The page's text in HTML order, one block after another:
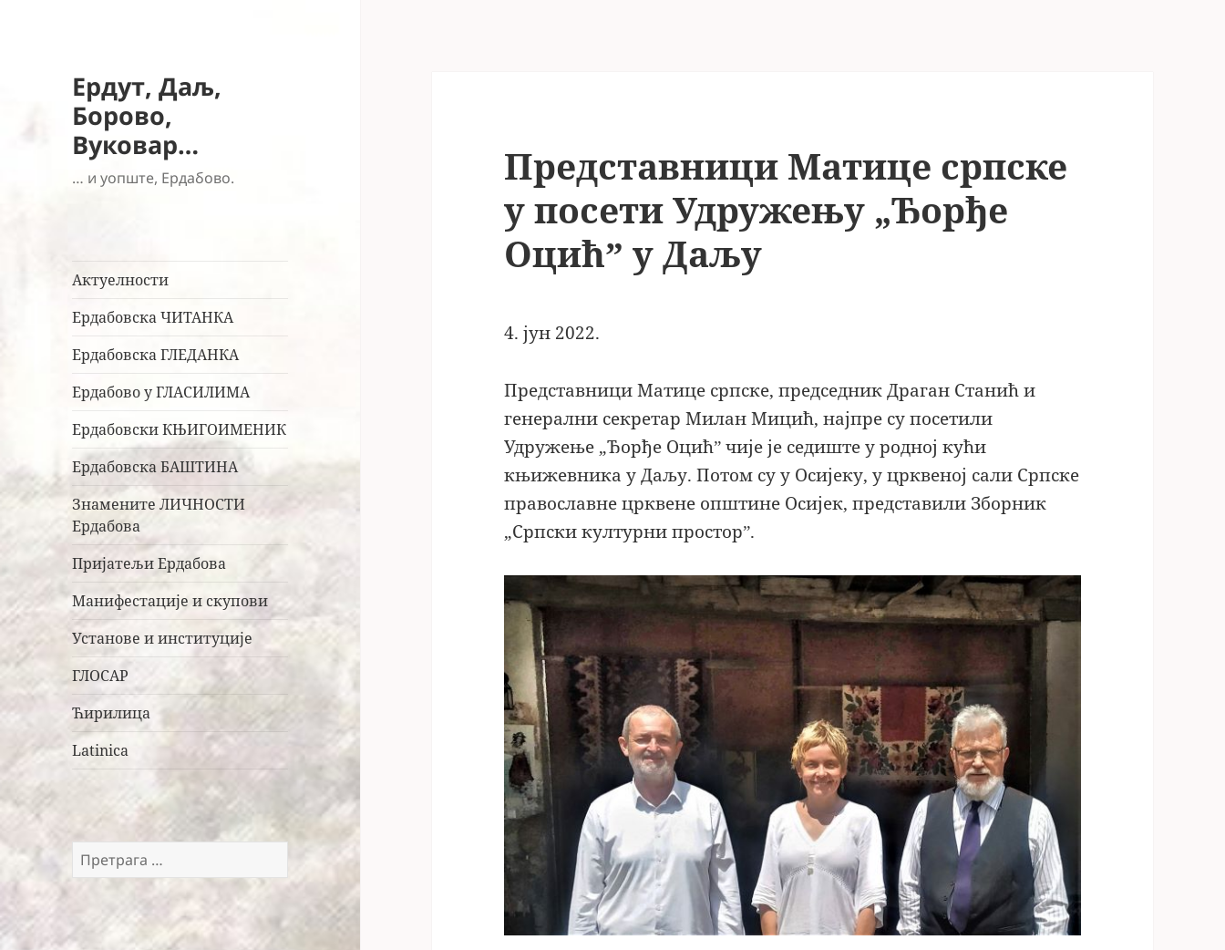
Ердут, Даљ,
Борово,
Вуковар…
… и уопште, Ердабово.
Актуелности
Ердабовска ЧИТАНКА
Ердабовска ГЛЕДАНКА
Ердабово у ГЛАСИЛИМА
Ердабовски КЊИГОИМЕНИК
Ердабовска БАШТИНА
Знамените ЛИЧНОСТИ
Ердабова
Пријатељи Ердабова
Манифестације и скупови
Установе и институције
ГЛОСАР
Ћирилица
Latinica
Претрага
за:
Представници Матице српске
у посети Удружењу „Ђорђе
Оцићˮ у Даљу
4. јун 2022.
Представници Матице српске, председник Драган Станић и
генерални секретар Милан Мицић, најпре су посетили
Удружење „Ђорђе Оцићˮ чије је седиште у родној кући
књижевника у Даљу. Потом су у Осијеку, у црквеној сали Српске
православне црквене општине Осијек, представили Зборник
„Српски културни просторˮ.